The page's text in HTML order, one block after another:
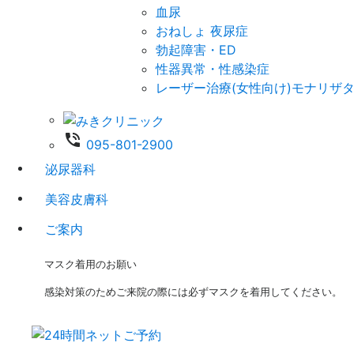
血尿
おねしょ 夜尿症
勃起障害・ED
性器異常・性感染症
レーザー治療(女性向け)モナリザ
phone_in_talk 095-801-2900
泌尿器科
美容皮膚科
ご案内
マスク着用のお願い
感染対策のためご来院の際には必ずマスクを着用してください。